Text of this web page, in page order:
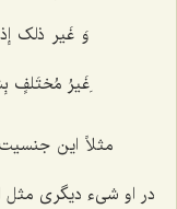
وَ غَیر ذلک
ِغَیرُ مُختَلفٍ
مثلاً این
در او شی‌ء دیگرى